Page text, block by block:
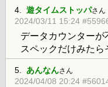
4. 遊タイムストッパさん
2024/03/11 15:24
データカウンターが
スペックだけみた
5. あんなんさん
2024/04/08 20:24